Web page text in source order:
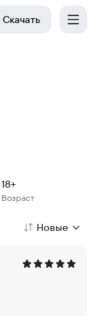
Скачать
MB
Возраст
18+
Новые